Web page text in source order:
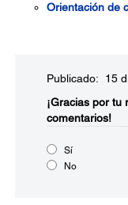
Orientación de
Publicado: 15
¡Gracias por tu
comentarios!
Sí
No